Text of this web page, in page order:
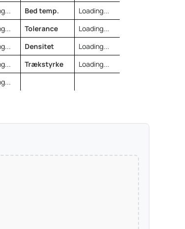
Bed temp.
Loading...
Tolerance
Loading...
Densitet
Loading...
Trækstyrke
Loading...